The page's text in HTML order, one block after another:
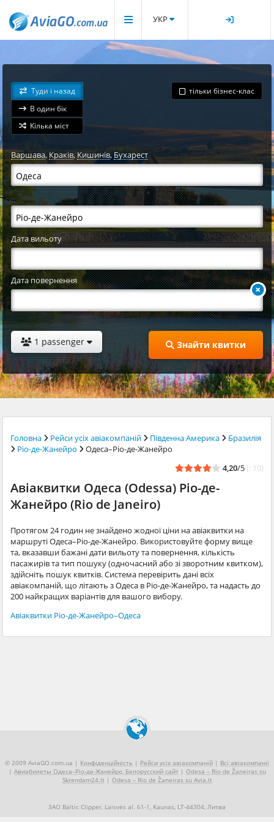
УКР
Туди і назад
В один бік
Кілька міст
тільки бізнес-клас
Варшава,Краків,Кишинів,Бухарест
Дата вильоту
Дата повернення
1 passenger Знайти квитки
Головна Рейси усіх авіакомпаній Південна Америка
Бразилія
Ріо-де-Жанейро
Одеса–Ріо-де-Жанейро
4,20/5 (: 10)
Авіаквитки Одеса (Odessa) Ріо-де-
Жанейро (Rio de Janeiro)
Протягом 24 годин не знайдено жодної ціни на авіаквитки на
маршруті Одеса–Ріо-де-Жанейро. Використовуйте форму вище
та, вказавши бажані дати вильоту та повернення, кількість
пасажирів та тип пошуку (одночасний або зі зворотним квитком),
здійсніть пошук квитків. Система перевірить дані всіх
авіакомпаній, що літають з Одеса в Ріо-де-Жанейро, та надасть до
200 найкращих варіантів для вашого вибору.
Авіаквитки Ріо-де-Жанейро–Одеса
© 2009 AviaGO.com.ua | Конфіденційність | Рейси усіх авіакомпаній | Всі авіакомпанії
| Авиабилеты Одеса–Ріо-де-Жанейро, Белорусский сайт| Odesa – Rio de Žaneiras su
Skrendam24.lt | Odesa – Rio de Žaneiras su Avia.lt
ЗАО Baltic Clipper, Laisvės al. 61-1, Kaunas, LT-44304, Литва